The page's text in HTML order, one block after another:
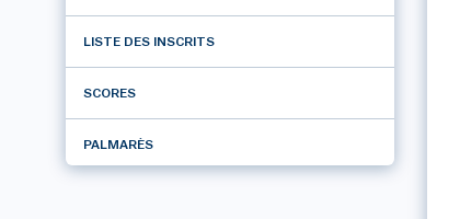
LISTE DES INSCRITS
SCORES
PALMARÈS